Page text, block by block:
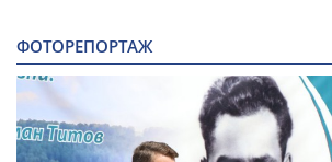
ФОТОРЕПОРТАЖ